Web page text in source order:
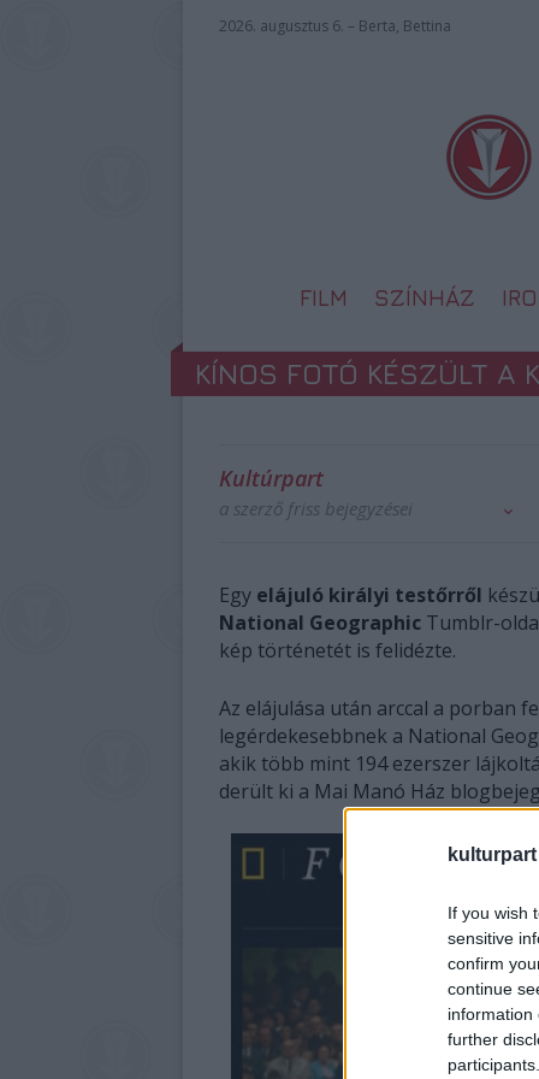
kulturpart
If you wish
sensitive
confirm
continue
information
further
2026. augusztus 6. – Berta, Bettina
FILM SZÍNHÁZ
KÍNOS FOTÓ KÉSZÜLT A
Kultúrpart
a szerző friss bejegyzései
Egy elájuló királyi testőrről
National Geographic Tumblr-
kép történetét is felidézte.
Az elájulása után arccal a porban
legérdekesebbnek a National
akik több mint 194 ezerszer
derült ki a Mai Manó Ház